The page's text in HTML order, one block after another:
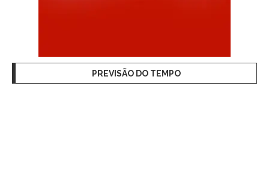
PREVISÃO DO TEMPO